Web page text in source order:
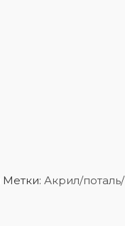
Метки: Акрил/поталь/